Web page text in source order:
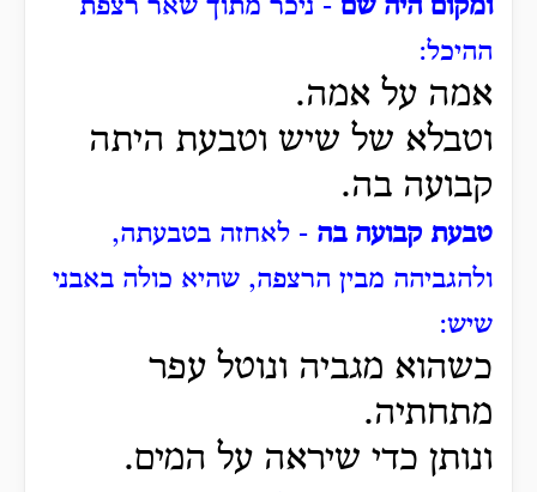
ומקום היה שם - ניכר מתוך שאר רצפת
ההיכל:
אמה על אמה.
וטבלא של שיש וטבעת היתה
קבועה בה.
טבעת קבועה בה - לאחזה בטבעתה,
ולהגביהה מבין הרצפה, שהיא כולה באבני
שיש:
כשהוא מגביה ונוטל עפר
מתחתיה.
ונותן כדי שיראה על המים.